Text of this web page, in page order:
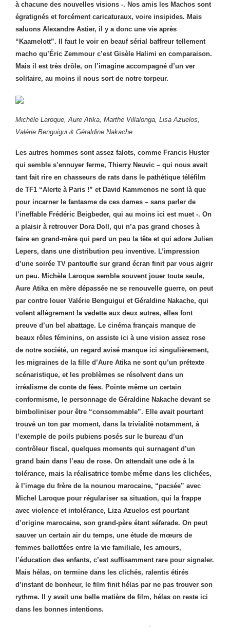
à chacune des nouvelles visions -. Nos amis les Machos sont
égratignés et forcément caricaturaux, voire insipides. Mais
saluons Alexandre Astier, il y a donc une vie après
“Kaamelott”. Il faut le voir en beauf sérial baffreur tellement
macho qu’Éric Zemmour c’est Gisèle Halimi en comparaison.
Mais il est très drôle, on l’imagine accompagné d’un ver
solitaire, au moins il nous sort de notre torpeur.
Michèle Laroque, Aure Atika, Marthe Villalonga, Lisa Azuelos,
Valérie Benguigui & Géraldine Nakache
Les autres hommes sont assez falots, comme Francis Huster
qui semble s’ennuyer ferme, Thierry Neuvic – qui nous avait
tant fait rire en chasseurs de rats dans le pathétique téléfilm
de TF1 “Alerte à Paris !” et David Kammenos ne sont là que
pour incarner le fantasme de ces dames – sans parler de
l’ineffable Frédéric Beigbeder, qui au moins ici est muet -. On
a plaisir à retrouver Dora Doll, qui n’a pas grand choses à
faire en grand-mère qui perd un peu la tête et qui adore Julien
Lepers, dans une distribution peu inventive. L’impression
d’une soirée TV pantoufle sur grand écran finit par vous aigrir
un peu. Michèle Laroque semble souvent jouer toute seule,
Aure Atika en mère dépassée ne se renouvelle guerre, on peut
par contre louer Valérie Benguigui et Géraldine Nakache, qui
volent allégrement la vedette aux deux autres, elles font
preuve d’un bel abattage. Le cinéma français manque de
beaux rôles féminins, on assiste ici à une vision assez rose
de notre société, un regard avisé manque ici singulièrement,
les migraines de la fille d’Aure Atika ne sont qu’un prétexte
scénaristique, et les problèmes se résolvent dans un
irréalisme de conte de fées. Pointe même un certain
conformisme, le personnage de Géraldine Nakache devant se
bimboliniser pour être “consommable”. Elle avait pourtant
trouvé un ton par moment, dans la trivialité notamment, à
l’exemple de poils pubiens posés sur le bureau d’un
contrôleur fiscal, quelques moments qui surnagent d’un
grand bain dans l’eau de rose. On attendait une ode à la
tolérance, mais la réalisatrice tombe même dans les clichées,
à l’image du frère de la nounou marocaine, “pacsée” avec
Michel Laroque pour régulariser sa situation, qui la frappe
avec violence et intolérance, Liza Azuelos est pourtant
d’origine marocaine, son grand-père étant séfarade. On peut
sauver un certain air du temps, une étude de mœurs de
femmes ballottées entre la vie familiale, les amours,
l’éducation des enfants, c’est suffisamment rare pour signaler.
Mais hélas, on termine dans les clichés, ralentis étirés
d’instant de bonheur, le film finit hélas par ne pas trouver son
rythme. Il y avait une belle matière de film, hélas on reste ici
dans les bonnes intentions.